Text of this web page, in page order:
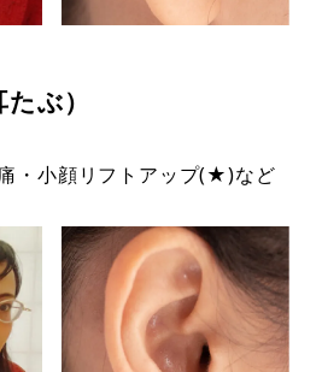
ぶ）
・小顔リフトアップ(★)など